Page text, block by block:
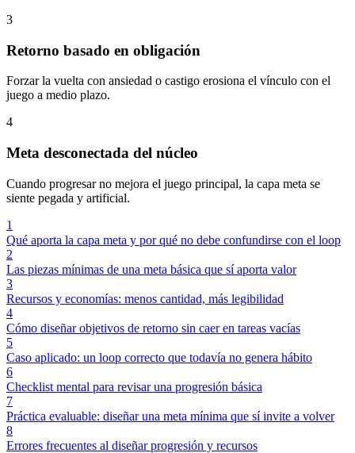
3
Retorno basado en obligación
Forzar la vuelta con ansiedad o castigo erosiona el vínculo con el
juego a medio plazo.
4
Meta desconectada del núcleo
Cuando progresar no mejora el juego principal, la capa meta se
siente pegada y artificial.
1
Qué aporta la capa meta y por qué no debe confundirse con el loop
2
Las piezas mínimas de una meta básica que sí aporta valor
3
Recursos y economías: menos cantidad, más legibilidad
4
Cómo diseñar objetivos de retorno sin caer en tareas vacías
5
Caso aplicado: un loop correcto que todavía no genera hábito
6
Checklist mental para revisar una progresión básica
7
Práctica evaluable: diseñar una meta mínima que sí invite a volver
8
Errores frecuentes al diseñar progresión y recursos